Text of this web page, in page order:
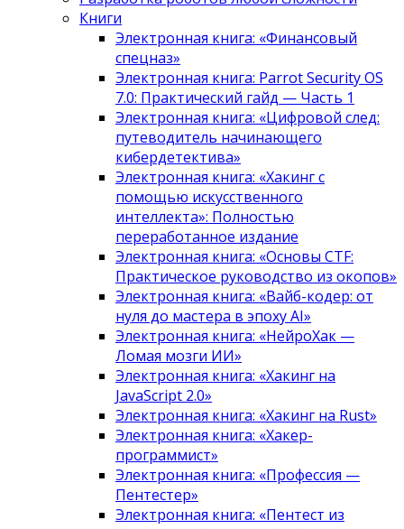
Книги
Электронная книга: «Финансовый
спецназ»
Электронная книга: Parrot Security OS
7.0: Практический гайд — Часть 1
Электронная книга: «Цифровой след:
путеводитель начинающего
кибердетектива»
Электронная книга: «Хакинг с
помощью искусственного
интеллекта»: Полностью
переработанное издание
Электронная книга: «Основы CTF:
Практическое руководство из окопов»
Электронная книга: «Вайб-кодер: от
нуля до мастера в эпоху AI»
Электронная книга: «НейроХак —
Ломая мозги ИИ»
Электронная книга: «Хакинг на
JavaScript 2.0»
Электронная книга: «Хакинг на Rust»
Электронная книга: «Хакер-
программист»
Электронная книга: «Профессия —
Пентестер»
Электронная книга: «Пентест из